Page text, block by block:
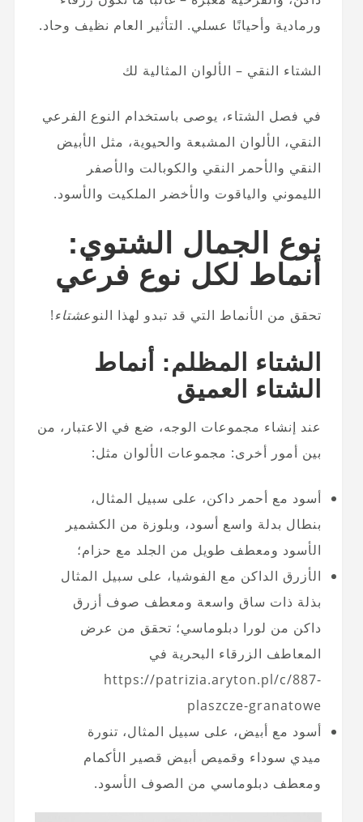
ورمادية وأحيانًا عسلي. التأثير العام نظيف وحاد.
الشتاء النقي – الألوان المثالية لك
في فصل الشتاء، يوصى باستخدام النوع الفرعي
النقي، الألوان المشبعة والحيوية، مثل الأبيض
النقي والأحمر النقي والكوبالت والأصفر
الليموني والياقوت والأخضر الملكيت والأسود.
نوع الجمال الشتوي:
أنماط لكل نوع فرعي
تحقق من الأنماط التي قد تبدو لهذا النوعشتاء!
الشتاء المظلم: أنماط
الشتاء العميق
عند إنشاء مجموعات الوجه، ضع في الاعتبار، من
بين أمور أخرى: مجموعات الألوان مثل:
أسود مع أحمر داكن، على سبيل المثال،
بنطال بدلة واسع أسود، وبلوزة من الكشمير
الأسود ومعطف طويل من الجلد مع حزام؛
الأزرق الداكن مع الفوشيا، على سبيل المثال
بذلة ذات ساق واسعة ومعطف صوف أزرق
داكن من لورا دبلوماسي؛ تحقق من عرض
المعاطف الزرقاء البحرية في
https://patrizia.aryton.pl/c/887-
plaszcze-granatowe
أسود مع أبيض، على سبيل المثال، تنورة
ميدي سوداء وقميص أبيض قصير الأكمام
ومعطف دبلوماسي من الصوف الأسود.